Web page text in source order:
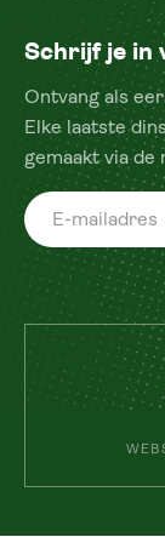
Schrijf je in
Ontvang als
Elke laatste
gemaakt via de